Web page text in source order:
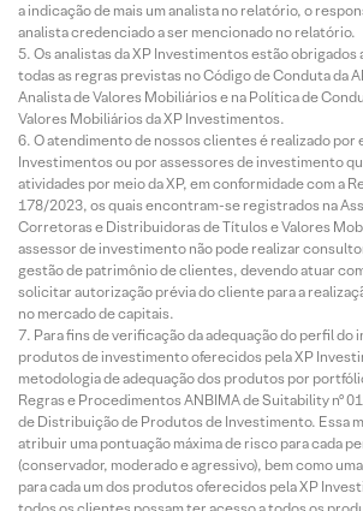
a indicação de mais um analista no relatório, o
analista credenciado a ser mencionado no relatório.
Os analistas da XP Investimentos estão
todas as regras previstas no Código de Conduta da
Analista de Valores Mobiliários e na Política de
Valores Mobiliários da XP Investimentos.
O atendimento de nossos clientes é realizado por
Investimentos ou por assessores de investimento
atividades por meio da XP, em conformidade com a
178/2023, os quais encontram-se registrados na
Corretoras e Distribuidoras de Títulos e Valores
assessor de investimento não pode realizar
gestão de patrimônio de clientes, devendo atuar
solicitar autorização prévia do cliente para a
no mercado de capitais.
Para fins de verificação da adequação do perfil do
produtos de investimento oferecidos pela XP
metodologia de adequação dos produtos por
Regras e Procedimentos ANBIMA de Suitability nº
de Distribuição de Produtos de Investimento. Essa
atribuir uma pontuação máxima de risco para cada
(conservador, moderado e agressivo), bem como
para cada um dos produtos oferecidos pela XP